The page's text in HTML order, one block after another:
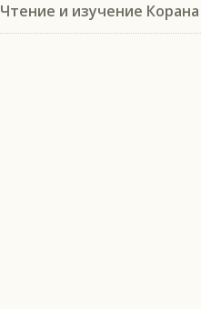
Чтение и изучение Корана